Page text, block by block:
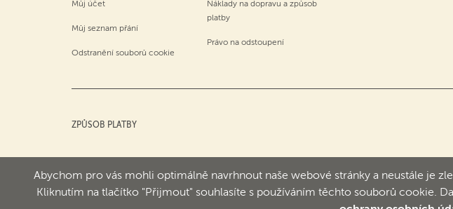
Abychom pro vás mohli optimálně navrhnout naše webové stránky a neustále je
Kliknutím na tlačítko "Přijmout" souhlasíte s používáním těchto souborů cookie.
Můj účet
Můj seznam přání
Odstranění souborů cookie
Náklady na dopravu a způsob
platby
Právo na odstoupení
ZPŮSOB PLATBY